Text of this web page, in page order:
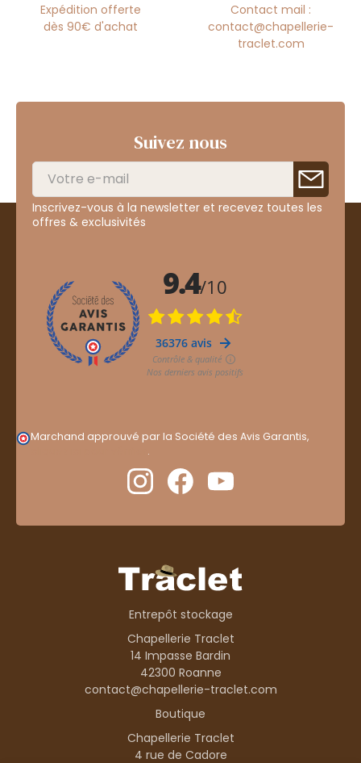
Expédition offerte
dès 90€ d'achat
Contact mail :
contact@chapellerie-
traclet.com
Suivez nous
Inscrivez-vous à la newsletter et recevez toutes les
offres & exclusivités
Marchand approuvé par la Société des Avis Garantis,
.
Entrepôt stockage
Chapellerie Traclet
14 Impasse Bardin
42300 Roanne
contact@chapellerie-traclet.com
Boutique
Chapellerie Traclet
4 rue de Cadore